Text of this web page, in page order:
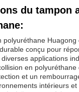
du tampon
polyuréthane Huagong
conçu pour
applications
en polyuréthane
et un
intérieurs et